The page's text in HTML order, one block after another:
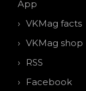
App
VKMag facts
VKMag shop
RSS
Facebook